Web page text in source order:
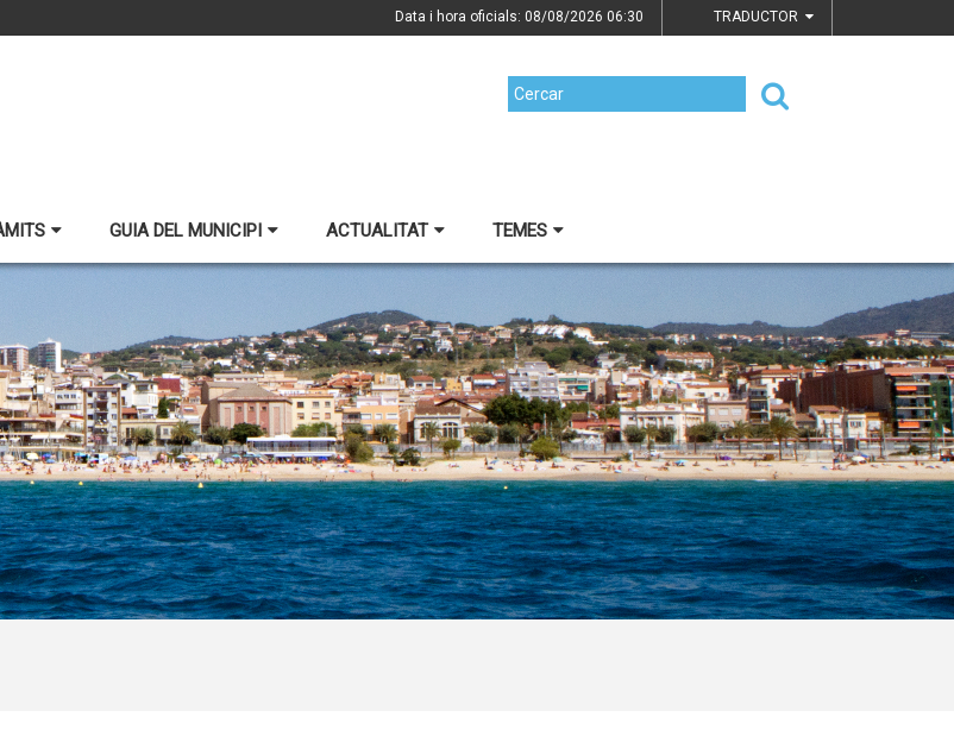
Data i hora oficials: 08/08/2026 06:30 TRADUCTOR
GUIA DEL MUNICIPI ACTUALITAT TEMES